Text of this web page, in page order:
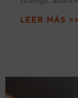
LEER MÁS >>